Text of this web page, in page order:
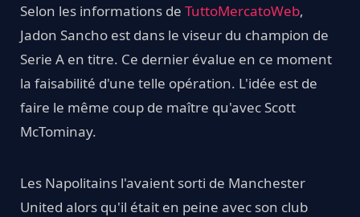
Selon les informations de TuttoMercatoWeb,
Jadon Sancho est dans le viseur du champion de
Serie A en titre. Ce dernier évalue en ce moment
la faisabilité d'une telle opération. L'idée est de
faire le même coup de maître qu'avec Scott
McTominay.
Les Napolitains l'avaient sorti de Manchester
United alors qu'il était en peine avec son club